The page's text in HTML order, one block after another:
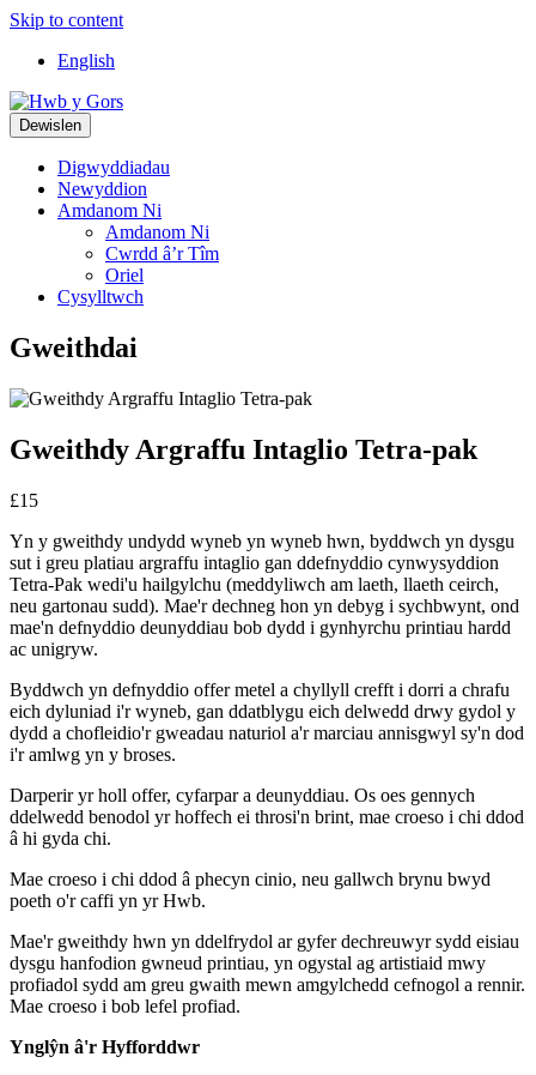
Skip to content
Top
Navigation
English
Main
Navigation
Dewislen
Digwyddiadau
Newyddion
Amdanom Ni
Amdanom Ni
Cwrdd â’r Tîm
Oriel
Cysylltwch
Gweithdai
Gweithdy Argraffu Intaglio Tetra-pak
£15
Yn y gweithdy undydd wyneb yn wyneb hwn, byddwch yn dysgu
sut i greu platiau argraffu intaglio gan ddefnyddio cynwysyddion
Tetra-Pak wedi'u hailgylchu (meddyliwch am laeth, llaeth ceirch,
neu gartonau sudd). Mae'r dechneg hon yn debyg i sychbwynt, ond
mae'n defnyddio deunyddiau bob dydd i gynhyrchu printiau hardd
ac unigryw.
Byddwch yn defnyddio offer metel a chyllyll crefft i dorri a chrafu
eich dyluniad i'r wyneb, gan ddatblygu eich delwedd drwy gydol y
dydd a chofleidio'r gweadau naturiol a'r marciau annisgwyl sy'n dod
i'r amlwg yn y broses.
Darperir yr holl offer, cyfarpar a deunyddiau. Os oes gennych
ddelwedd benodol yr hoffech ei throsi'n brint, mae croeso i chi ddod
â hi gyda chi.
Mae croeso i chi ddod â phecyn cinio, neu gallwch brynu bwyd
poeth o'r caffi yn yr Hwb.
Mae'r gweithdy hwn yn ddelfrydol ar gyfer dechreuwyr sydd eisiau
dysgu hanfodion gwneud printiau, yn ogystal ag artistiaid mwy
profiadol sydd am greu gwaith mewn amgylchedd cefnogol a rennir.
Mae croeso i bob lefel profiad.
Ynglŷn â'r Hyfforddwr